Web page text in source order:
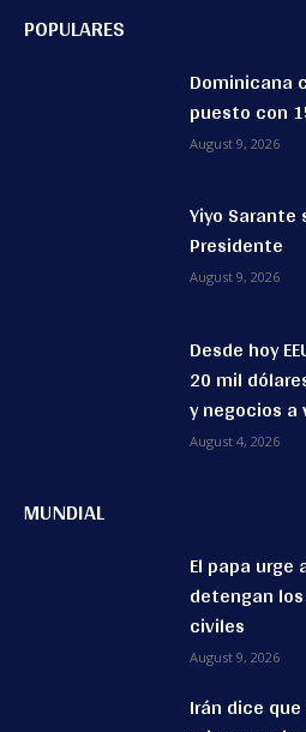
POPULARES
Dominicana
puesto con
August 9, 2026
Yiyo
Presidente
August 9, 2026
Desde hoy
20 mil
y negocios a
August 4, 2026
MUNDIAL
El papa urge
detengan
civiles
August 9, 2026
Irán dice que